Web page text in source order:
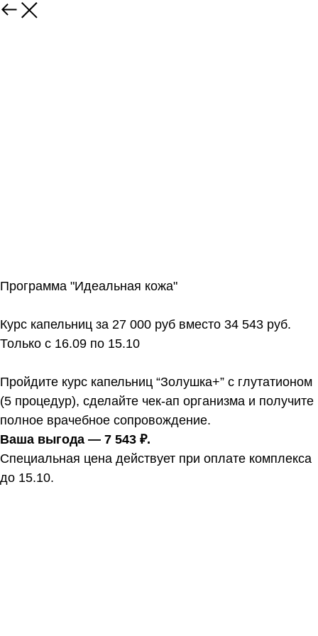
Программа "Идеальная кожа"
Курс капельниц за 27 000 руб вместо 34 543 руб.
Только с 16.09 по 15.10
Пройдите курс капельниц “Золушка+” с глутатионом
(5 процедур), сделайте чек‑ап организма и получите
полное врачебное сопровождение.
Ваша выгода — 7 543 ₽.
Специальная цена действует при оплате комплекса
до 15.10.